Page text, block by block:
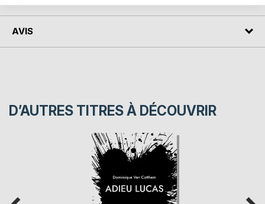
AVIS
D’AUTRES TITRES À DÉCOUVRIR